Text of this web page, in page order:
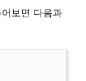
보면 다음과